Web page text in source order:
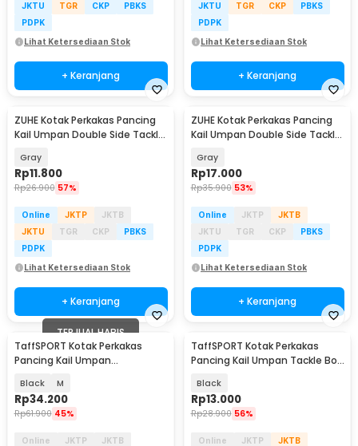
JKTU
TGR CKP
PBKS
PDPK
Lihat Ketersediaan Stok
+ Keranjang
JKTU
TGR CKP
PBKS
PDPK
Lihat Ketersediaan Stok
+ Keranjang
ZUHE Kotak Perkakas Pancing
Kail Umpan Double Side Tackle
Gray
Rp11.800
Rp26.900 57%
Online JKTP
JKTB
JKTU
TGR CKP
PBKS
PDPK
Lihat Ketersediaan Stok
+ Keranjang
ZUHE Kotak Perkakas Pancing
Kail Umpan Double Side Tackle
Gray
Rp17.000
Rp35.900 53%
Online JKTP
JKTB
JKTU
TGR CKP
PBKS
PDPK
Lihat Ketersediaan Stok
+ Keranjang
TERJUAL HABIS
TaffSPORT Kotak Perkakas
Pancing Kail Umpan
Black M
Rp34.200
Rp61.900 45%
Online JKTP
JKTB
TaffSPORT Kotak Perkakas
Pancing Kail Umpan Tackle Box
Black
Rp13.000
Rp28.900 56%
Online JKTP
JKTB